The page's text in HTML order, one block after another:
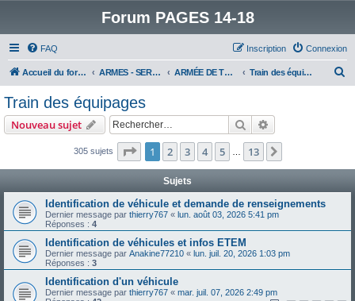
Forum PAGES 14-18
FAQ Connexion
Inscription
Accueil du forum ARMES - SERVICES - UNITES : historiques & discussions ARMÉE DE TERRE Train des équipages
Train des équipages
Nouveau sujet Rechercher
305 sujets Page 1sur13
1 2 3 4 5 13
Sujets
Identification de véhicule et demande de renseignements
Dernier message par thierry767 « lun. août 03, 2026 5:41 pm
Réponses : 4
Identification de véhicules et infos ETEM
Dernier message par Anakine77210 « lun. juil. 20, 2026 1:03 pm
Réponses : 3
Identification d'un véhicule
Dernier message par thierry767 « mar. juil. 07, 2026 2:49 pm